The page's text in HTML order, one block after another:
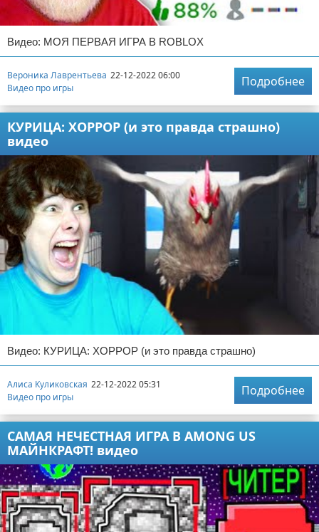
Видео: МОЯ ПЕРВАЯ ИГРА В ROBLOX
Вероника Лаврентьева 22-12-2022 06:00
Видео про игры
Подробнее
КУРИЦА: ХОРРОР (и это правда страшно)
видео
Видео: КУРИЦА: ХОРРОР (и это правда страшно)
Алиса Куликовская 22-12-2022 05:31
Видео про игры
Подробнее
САМАЯ НЕЧЕСТНАЯ ИГРА В AMONG US
МАЙНКРАФТ! видео